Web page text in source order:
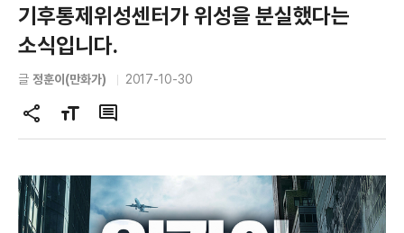
기후통제위성센터가 위성을 분실했다는
소식입니다.
글 정훈이(만화가) 2017-10-30
공
유
기
글
자
기
변
댓
글